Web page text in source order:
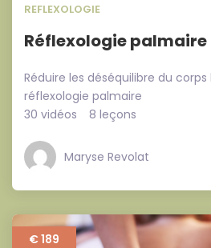
REFLEXOLOGIE
Réflexologie palmaire
Réduire les déséquilibre du
réflexologie palmaire
30 vidéos
8 leçons
Maryse Revolat
€ 189